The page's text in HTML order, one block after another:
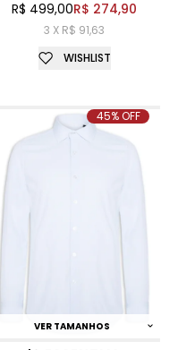
R$ 499,00R$ 274,90
3 X R$ 91,63
WISHLIST
VER TAMANHOS
45% OFF